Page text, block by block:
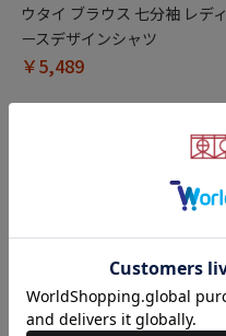
ウタイ ブラウス 七分袖 レディ
ースデザインシャツ
￥5,489